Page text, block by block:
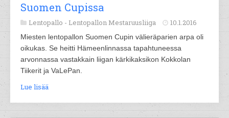
Suomen Cupissa
Lentopallo - Lentopallon Mestaruusliiga 10.1.2016
Miesten lentopallon Suomen Cupin välieräparien arpa oli
oikukas. Se heitti Hämeenlinnassa tapahtuneessa
arvonnassa vastakkain liigan kärkikaksikon Kokkolan
Tiikerit ja VaLePan.
Lue lisää